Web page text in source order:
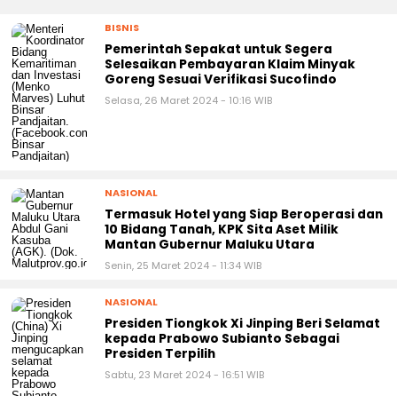
BISNIS
Pemerintah Sepakat untuk Segera
Selesaikan Pembayaran Klaim Minyak
Goreng Sesuai Verifikasi Sucofindo
Selasa, 26 Maret 2024 - 10:16 WIB
NASIONAL
Termasuk Hotel yang Siap Beroperasi dan
10 Bidang Tanah, KPK Sita Aset Milik
Mantan Gubernur Maluku Utara
Senin, 25 Maret 2024 - 11:34 WIB
NASIONAL
Presiden Tiongkok Xi Jinping Beri Selamat
kepada Prabowo Subianto Sebagai
Presiden Terpilih
Sabtu, 23 Maret 2024 - 16:51 WIB